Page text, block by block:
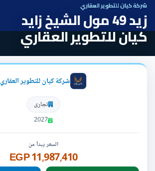
شركة كيان للتطوير العقاري
زيد 49 مول الشيخ زايد
كيان للتطوير العقاري
شركة كيان للتطوير العقاري
تجارى
2027
السعر يبدأ من
11,987,410 EGP